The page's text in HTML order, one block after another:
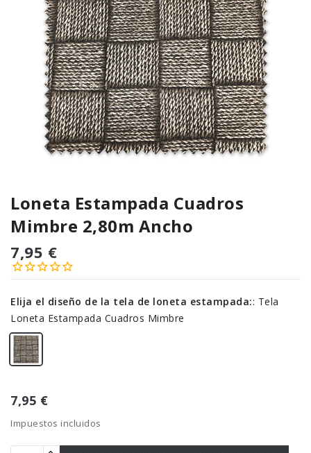
Loneta Estampada Cuadros
Mimbre 2,80m Ancho
7,95 €
Elija el diseño de la tela de loneta estampada:: Tela
Loneta Estampada Cuadros Mimbre
7,95 €
Impuestos incluidos